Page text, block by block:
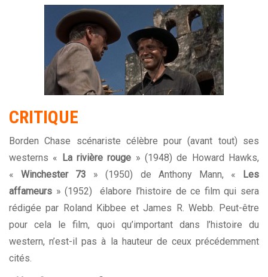
CRITIQUE
Borden Chase scénariste célèbre pour (avant tout) ses
westerns «
La rivière rouge » (1948) de Howard Hawks,
«Winchester 73 » (1950) de Anthony Mann, «
Les
affameurs » (1952) élabore l’histoire de ce film qui sera
rédigée par Roland Kibbee et James R. Webb. Peut-être
pour cela le film, quoi qu’important dans l’histoire du
western, n’est-il pas à la hauteur de ceux précédemment
cités.